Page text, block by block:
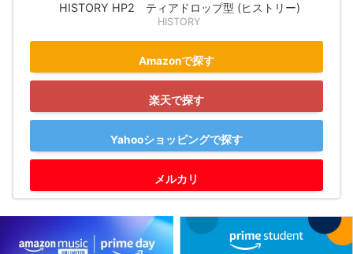
HISTORY HP2 ティアドロップ型 (ヒストリー)
HISTORY
Amazonで探す
楽天で探す
Yahooショッピングで探す
メルカリ